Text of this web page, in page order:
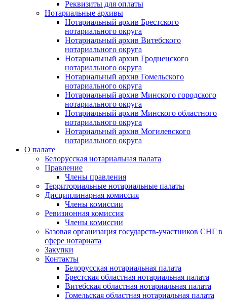
Реквизиты для оплаты
Нотариальные архивы
Нотариальный архив Брестского
нотариального округа
Нотариальный архив Витебского
нотариального округа
Нотариальный архив Гродненского
нотариального округа
Нотариальный архив Гомельского
нотариального округа
Нотариальный архив Минского городского
нотариального округа
Нотариальный архив Минского областного
нотариального округа
Нотариальный архив Могилевского
нотариального округа
О палате
Белорусская нотариальная палата
Правление
Члены правления
Территориальные нотариальные палаты
Дисциплинарная комиссия
Члены комиссии
Ревизионная комиссия
Члены комиссии
Базовая организация государств-участников СНГ в
сфере нотариата
Закупки
Контакты
Белорусская нотариальная палата
Брестская областная нотариальная палата
Витебская областная нотариальная палата
Гомельская областная нотариальная палата